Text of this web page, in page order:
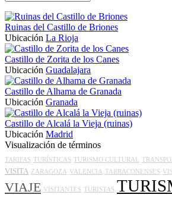
Ruinas del Castillo de Briones
Ubicación La Rioja
Castillo de Zorita de los Canes
Ubicación Guadalajara
Castillo de Alhama de Granada
Ubicación Granada
Castillo de Alcalá la Vieja (ruinas)
Ubicación Madrid
Visualización de términos
TARIFAS TURÍSTICAS TURISMO CULTURAL
VISITA ZARAGOZA VALENCIA TARRACONENSES
VIAJE VISITANTES TURISTAS